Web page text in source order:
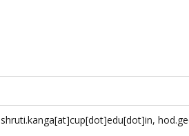
shruti.kanga[at]cup[dot]edu[dot]in,